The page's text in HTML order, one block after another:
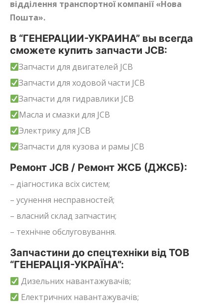
відділення транспортної компанії «Нова
Пошта».
В “ГЕНЕРАЦИИ-УКРАИНА” вы всегда
сможете купить запчасти JCB:
Запчасти для двигателей JCB
Запчасти для ходовой части JCB
Запчасти для гидравлики JCB
Масла и смазки для JCB
Электрику для JCB
Запчасти для кузова и рамы JCB
Ремонт JCB / Ремонт ЖСБ (ДЖСБ):
– діагностика всіх систем;
– усунення несправностей;
– власний склад запчастин;
– технічне обслуговування.
Запчастини до спецтехніки від ТОВ
“ГЕНЕРАЦІЯ-УКРАЇНА”:
Дизельних навантажувачів;
Електричних навантажувачів;